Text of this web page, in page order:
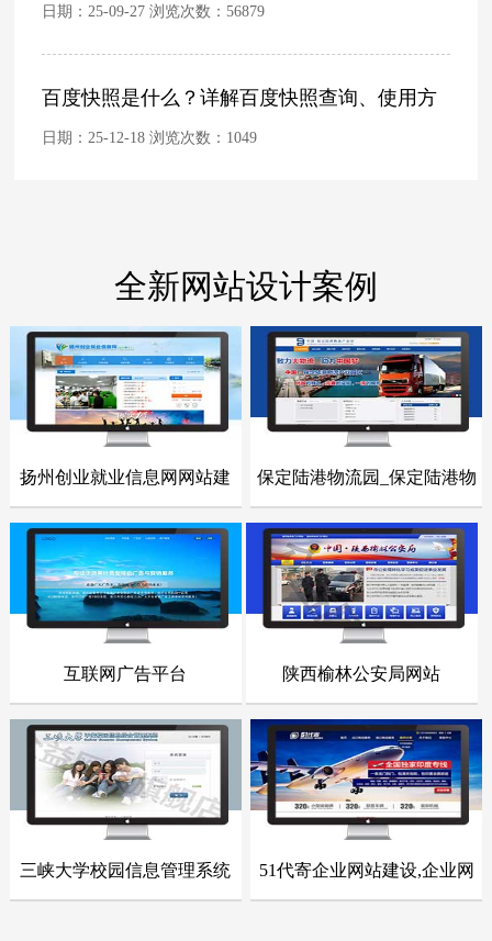
日期：25-09-27 浏览次数：56879
百度快照是什么？详解百度快照查询、使用方
日期：25-12-18 浏览次数： 1049
全新网站设计案例
- 网站建设案例 -
点击浏览
扬州创业就业信息网网站建
- 网站建设案例 -
点击浏览
保定陆港物流园_保定陆港物
- 网站建设案例 -
点击浏览
互联网广告平台 - 网站建设案例 -
点击浏览
陕西榆林公安局网站
- 网站建设案例 -
三峡大学校园信息管理系统 - 网站建设案例 -
51代寄企业网站建设,企业网